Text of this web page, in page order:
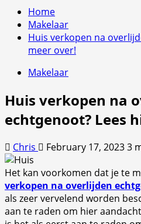
Home
Makelaar
Huis verkopen na
meer over!
Makelaar
Huis verkopen na
echtgenoot? Lees
Chris February 17, 20233
Het kan voorkomen dat je te
verkopen na overlijden
als zeer vervelend worden
aan te raden om hier